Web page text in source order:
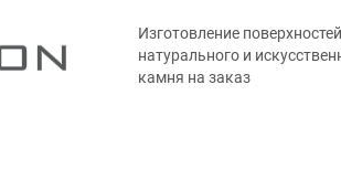
Изготовление
натурального и
камня на заказ